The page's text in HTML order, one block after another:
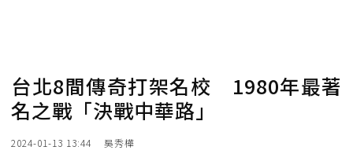
台北8間傳奇打架名校 1980年最著
名之戰「決戰中華路」
2024-01-13 13:44 吳秀樺